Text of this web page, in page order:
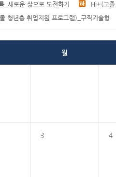
_새로운 삶으로 도전하기
Hi+(고졸
청년층 취업지원 프로그램)_구직기술형
월
3 4